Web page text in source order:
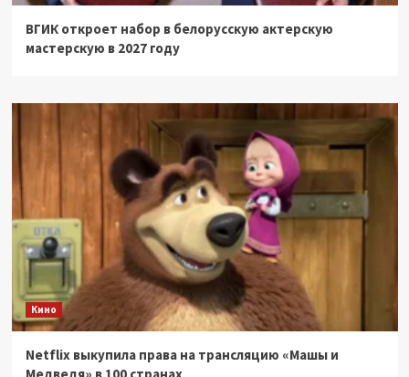
ВГИК откроет набор в белорусскую актерскую
мастерскую в 2027 году
Кино
Netflix выкупила права на трансляцию «Машы и